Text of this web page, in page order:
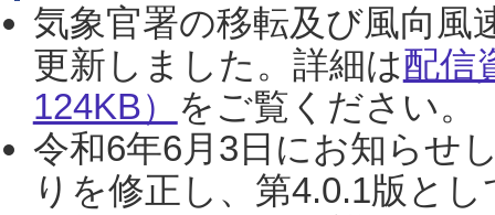
気象官署の移転及び風向風
更新しました。詳細は配信
124KB） をご覧ください。
令和6年6月3日にお知らせ
りを修正し、第4.0.1版と